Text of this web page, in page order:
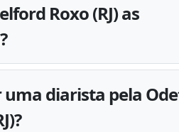
Roxo (RJ) as
diarista pela